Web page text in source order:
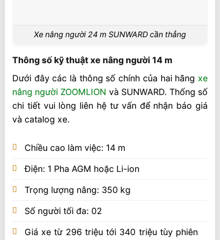
Xe nâng người 24 m SUNWARD cần thẳng
Thông số kỹ thuật xe nâng người 14 m
Dưới đây các là thông số chính của hai hãng xe
nâng người ZOOMLION và SUNWARD. Thống số
chi tiết vui lòng liên hệ tư vấn để nhận báo giá
và catalog xe.
Chiều cao làm việc: 14 m
Điện: 1 Pha AGM hoặc Li-ion
Trọng lượng nâng: 350 kg
Số người tối đa: 02
Giá xe từ 296 triệu tới 340 triệu tùy phiên